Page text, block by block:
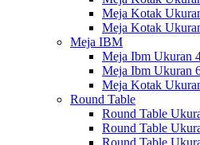
Meja Kotak
Meja Kotak
Meja IBM
Meja Ibm Ukuran
Meja Ibm Ukuran
Meja Kotak
Round Table
Round Table
Round Table
Round Table